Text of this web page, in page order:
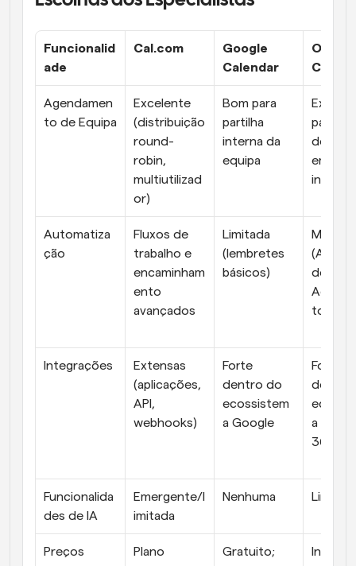
Funcionalid
ade
Cal.com
Google
Calendar
Agendamen
to de Equipa
Excelente
(distribuição
round-
robin,
multiutilizad
or)
Bom para
partilha
interna da
equipa
para
de
Automatiza
ção
Fluxos de
trabalho e
encaminham
ento
avançados
Limitada
(lembretes
básicos)
de
to,
Integrações
Extensas
(aplicações,
API,
webhooks)
Forte
dentro do
ecossistem
a Google
Forte
dentro
a
365
Funcionalida
des de IA
Emergente/l
imitada
Nenhuma
Preços
Plano
Gratuito;